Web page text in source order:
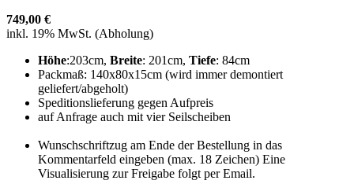
749,00 €
inkl. 19% MwSt. (Abholung)
Höhe:203cm, Breite: 201cm, Tiefe: 84cm
Packmaß: 140x80x15cm (wird immer demontiert
geliefert/abgeholt)
Speditionslieferung gegen Aufpreis
auf Anfrage auch mit vier Seilscheiben
Wunschschriftzug am Ende der Bestellung in das
Kommentarfeld eingeben (max. 18 Zeichen) Eine
Visualisierung zur Freigabe folgt per Email.